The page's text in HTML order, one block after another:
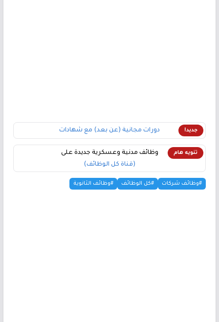
جديد! دورات مجانية (عن بعد) مع شهادات
تنويه هام
وظائف مدنية وعسكرية جديدة على
(قناة كل الوظائف)
#وظائف شركات #كل الوظائف #وظائف الثانوية